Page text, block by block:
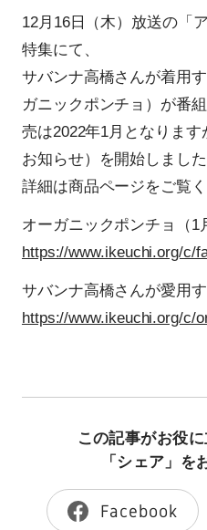
12月16日（木）放送の「
特集にて、
サバンナ高橋さんが着用
ガニックポンチョ）が番
売は2022年1月となりま
お知らせ）を開始しまし
詳細は商品ページをご覧く
オーガニックポンチョ（1
https://www.ikeuchi.org/c/
サバンナ高橋さんが愛用
https://www.ikeuchi.org/c/
この記事がお役
「シェア」を
Facebook